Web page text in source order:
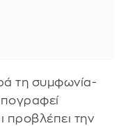
τη συμφωνία-
προβλέπει την